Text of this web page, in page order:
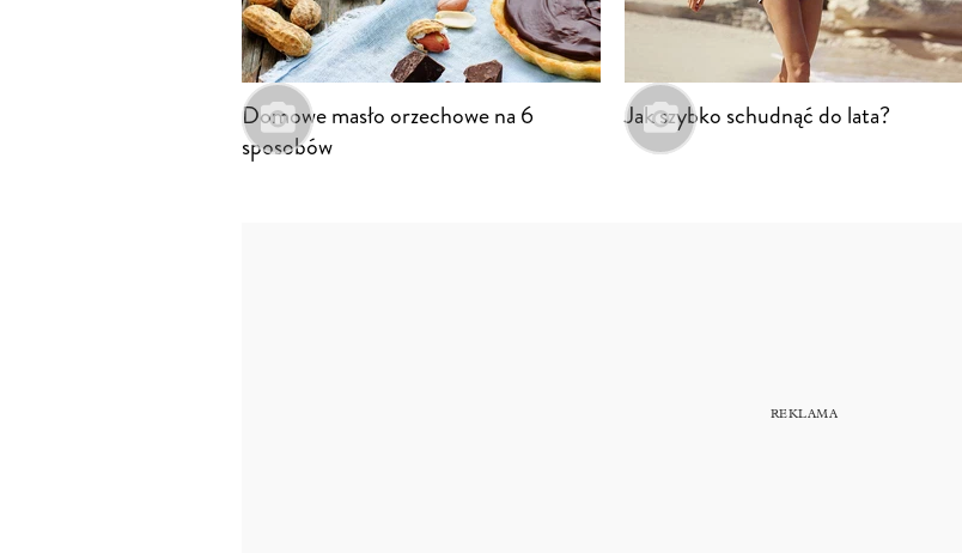
Domowe masło orzechowe na 6
sposobów
Jak szybko schudnąć do lata?